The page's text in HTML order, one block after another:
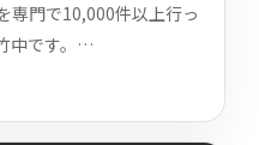
専門で10,000件以上行っ
中です。…